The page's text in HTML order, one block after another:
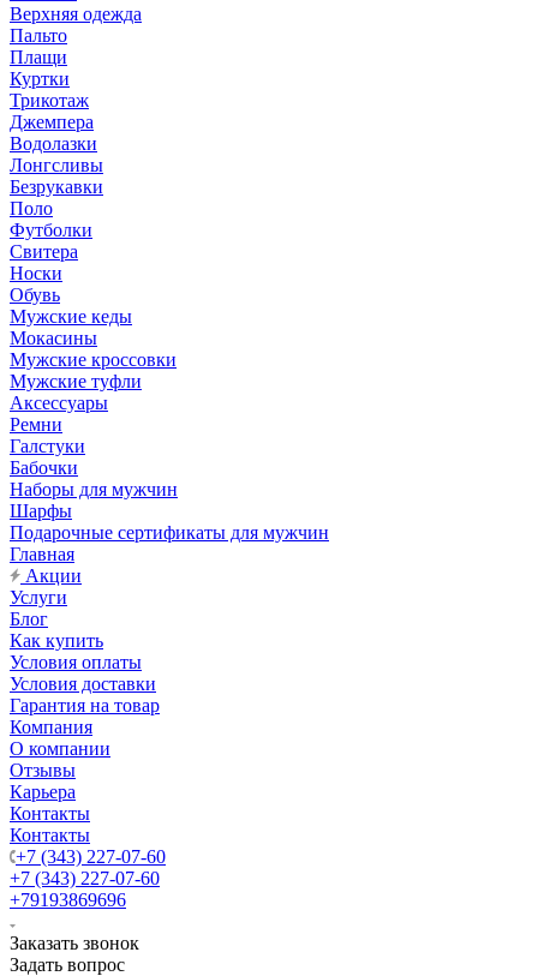
Верхняя одежда
Пальто
Плащи
Куртки
Трикотаж
Джемпера
Водолазки
Лонгсливы
Безрукавки
Поло
Футболки
Свитера
Носки
Обувь
Мужские кеды
Мокасины
Мужские кроссовки
Мужские туфли
Аксессуары
Ремни
Галстуки
Бабочки
Наборы для мужчин
Шарфы
Подарочные сертификаты для мужчин
Главная
Акции
Услуги
Блог
Как купить
Условия оплаты
Условия доставки
Гарантия на товар
Компания
О компании
Отзывы
Карьера
Контакты
Контакты
+7 (343) 227-07-60
+7 (343) 227-07-60
+79193869696
Заказать звонок
Задать вопрос